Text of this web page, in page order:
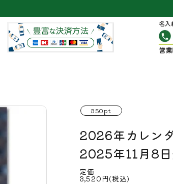
350pt
2026年カレン
2025年11月8
定価
3,520円(税込)